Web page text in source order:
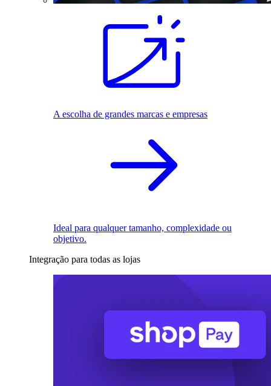
A escolha de grandes marcas e empresas
Ideal para qualquer tamanho, complexidade ou
objetivo.
Integração para todas as lojas